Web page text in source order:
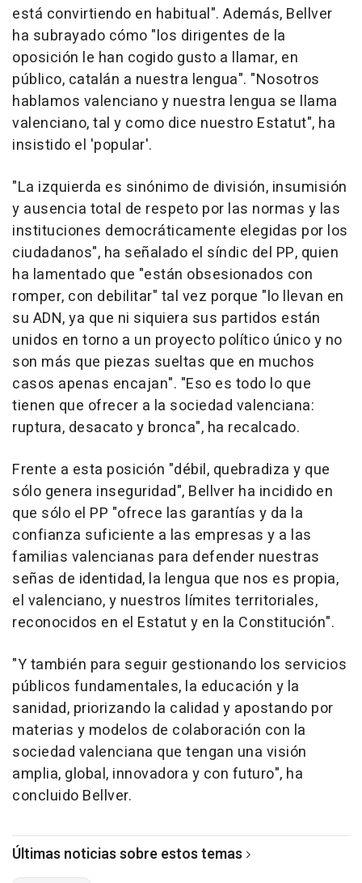
está convirtiendo en habitual". Además, Bellver
ha subrayado cómo "los dirigentes de la
oposición le han cogido gusto a llamar, en
público, catalán a nuestra lengua". "Nosotros
hablamos valenciano y nuestra lengua se llama
valenciano, tal y como dice nuestro Estatut", ha
insistido el 'popular'.
"La izquierda es sinónimo de división, insumisión
y ausencia total de respeto por las normas y las
instituciones democráticamente elegidas por los
ciudadanos", ha señalado el síndic del PP, quien
ha lamentado que "están obsesionados con
romper, con debilitar" tal vez porque "lo llevan en
su ADN, ya que ni siquiera sus partidos están
unidos en torno a un proyecto político único y no
son más que piezas sueltas que en muchos
casos apenas encajan". "Eso es todo lo que
tienen que ofrecer a la sociedad valenciana:
ruptura, desacato y bronca", ha recalcado.
Frente a esta posición "débil, quebradiza y que
sólo genera inseguridad", Bellver ha incidido en
que sólo el PP "ofrece las garantías y da la
confianza suficiente a las empresas y a las
familias valencianas para defender nuestras
señas de identidad, la lengua que nos es propia,
el valenciano, y nuestros límites territoriales,
reconocidos en el Estatut y en la Constitución".
"Y también para seguir gestionando los servicios
públicos fundamentales, la educación y la
sanidad, priorizando la calidad y apostando por
materias y modelos de colaboración con la
sociedad valenciana que tengan una visión
amplia, global, innovadora y con futuro", ha
concluido Bellver.
Últimas noticias sobre estos temas